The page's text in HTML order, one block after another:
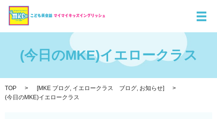
メ
(今日のMKE)イエロークラス
TOP [MKE ブログ, イエロークラス ブログ, お知らせ]
(今日のMKE)イエロークラス